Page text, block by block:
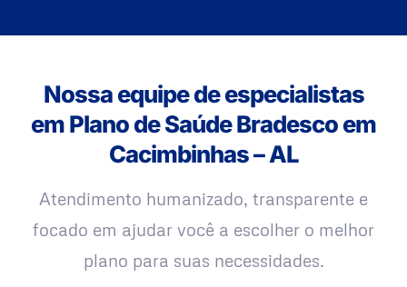
Nossa equipe de especialistas
em Plano de Saúde Bradesco em
Cacimbinhas – AL
Atendimento humanizado, transparente e
focado em ajudar você a escolher o melhor
plano para suas necessidades.